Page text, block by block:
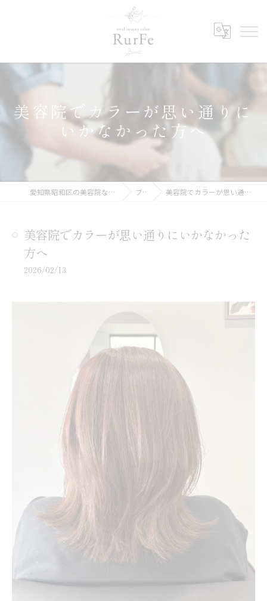
美容院でカラーが思い通りに
いかなかった方へ
愛知県昭和区の美容院ならRurFe【ルルフェ】 ブログ 美容院でカラーが思い通りにいかなかった方へ
美容院でカラーが思い通りにいかなかった
方へ
2026/02/13